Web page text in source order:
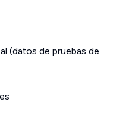
(datos de pruebas de